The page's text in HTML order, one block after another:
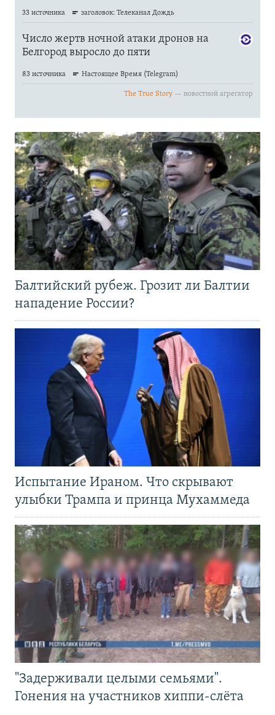
Балтийский рубеж. Грозит ли Балтии
нападение России?
Испытание Ираном. Что скрывают
улыбки Трампа и принца Мухаммеда
"Задерживали целыми семьями".
Гонения на участников хиппи-слёта